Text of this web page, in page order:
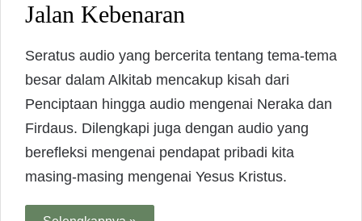
Jalan Kebenaran
Seratus audio yang bercerita tentang tema-tema
besar dalam Alkitab mencakup kisah dari
Penciptaan hingga audio mengenai Neraka dan
Firdaus. Dilengkapi juga dengan audio yang
berefleksi mengenai pendapat pribadi kita
masing-masing mengenai Yesus Kristus.